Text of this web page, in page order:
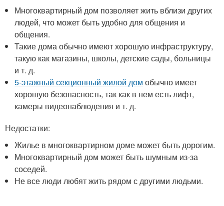
Многоквартирный дом позволяет жить вблизи других
людей, что может быть удобно для общения и
общения.
Такие дома обычно имеют хорошую инфраструктуру,
такую как магазины, школы, детские сады, больницы
и т. д.
5-этажный секционный жилой дом обычно имеет
хорошую безопасность, так как в нем есть лифт,
камеры видеонаблюдения и т. д.
Недостатки:
Жилье в многоквартирном доме может быть дорогим.
Многоквартирный дом может быть шумным из-за
соседей.
Не все люди любят жить рядом с другими людьми.